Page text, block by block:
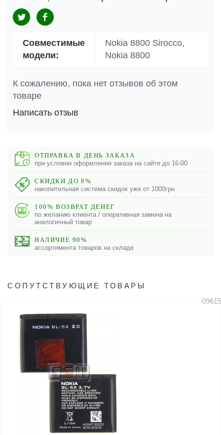
Совместимые
модели:
Nokia 8800 Sirocco,
Nokia 8800
К сожалению, пока нет отзывов об этом
товаре
Написать отзыв
ОТПРАВКА В ДЕНЬ ЗАКАЗА
при условии оформления заказа на сайте до 16-00
СКИДКИ ДО 8%
накопительная система скидок уже от 1000грн
100% ВОЗВРАТ ДЕНЕГ
по желанию клиента / оперативная замена на
аналогичный товар
НАЛИЧИЕ 90%
ассортимента товаров на складе
СОПУТСТВУЮЩИЕ ТОВАРЫ